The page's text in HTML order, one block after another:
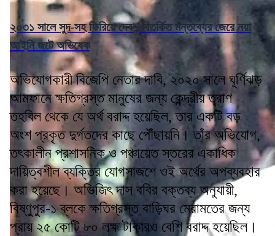
২০৩১ সালে সুদ-সহ ফিরিয়ে দেব', বিতর্কিত মন্তব্যের জেরে নয়া
আইনি জটে অভিষেক
অভিযোগকারী বিজেপি নেতার দাবি, ২০২০ সালে ঘূর্ণিঝড়
আমফানে ক্ষতিগ্রস্ত মানুষের জন্য কেন্দ্রীয় ত্রাণ
তহবিল থেকে যে অর্থ বরাদ্দ হয়েছিল, তার একটি বড়
অংশ প্রকৃত দুর্গতদের কাছে পৌঁছায়নি। তাঁর অভিযোগ,
তৎকালীন প্রশাসনিক ও পঞ্চায়েত স্তরের একাধিক
দায়িত্বশীল ব্যক্তির যোগসাজশে ওই অর্থের অপব্যবহার
করা হয়েছে। অভিজিৎ দাস ববির বক্তব্য অনুযায়ী,
বিষ্ণুপুর-১ ব্লকে ক্ষতিগ্রস্ত বাড়িঘর মেরামতের জন্য
প্রায় ২৫ কোটি ৮০ লক্ষ টাকারও বেশি বরাদ্দ হয়েছিল।